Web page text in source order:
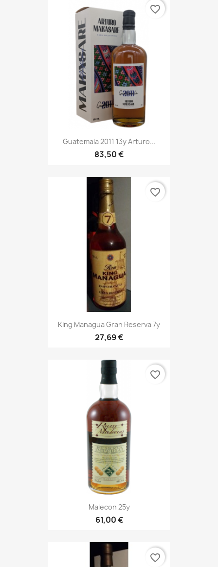
Guatemala 2011 13y Arturo...
83,50 €
favorite_border
King Managua Gran Reserva 7y
27,69 €
favorite_border
Malecon 25y
61,00 €
favorite_border
favorite_border